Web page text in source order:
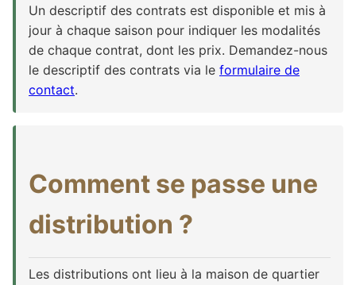
Un descriptif des contrats est disponible et mis à
jour à chaque saison pour indiquer les modalités
de chaque contrat, dont les prix. Demandez-nous
le descriptif des contrats via le formulaire de
contact.
Comment se passe une
distribution ?
Les distributions ont lieu à la maison de quartier